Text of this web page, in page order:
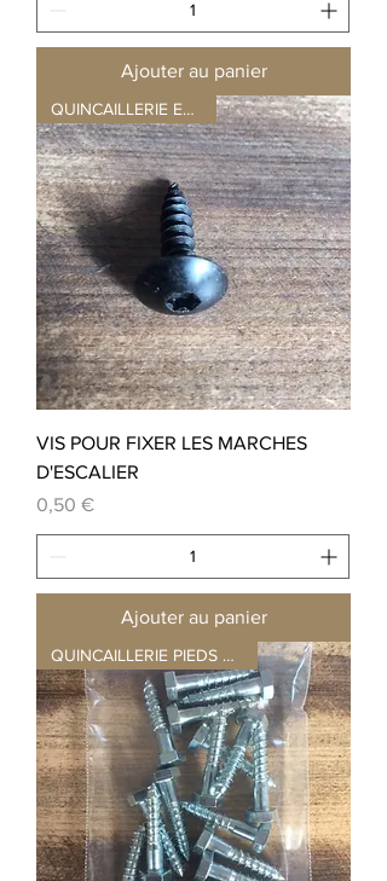
Ajouter au panier
QUINCAILLERIE ESCALIER
VIS POUR FIXER LES MARCHES
D'ESCALIER
Prix
0,50 €
Ajouter au panier
QUINCAILLERIE PIEDS DE TABLE